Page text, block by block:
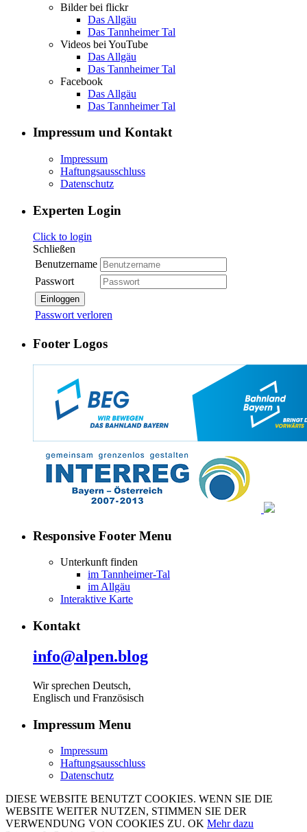
Bilder bei flickr
Das Allgäu
Das Tannheimer Tal
Videos bei YouTube
Das Allgäu
Das Tannheimer Tal
Facebook
Das Allgäu
Das Tannheimer Tal
Impressum und Kontakt
Impressum
Haftungsausschluss
Datenschutz
Experten Login
Click to login
Schließen
Benutzername
Passwort
Einloggen
Passwort verloren
Footer Logos
Responsive Footer Menu
Unterkunft finden
im Tannheimer-Tal
im Allgäu
Interaktive Karte
Kontakt
info@alpen.blog
Wir sprechen Deutsch,
Englisch und Französisch
Impressum Menu
Impressum
Haftungsausschluss
Datenschutz
DIESE WEBSITE BENUTZT COOKIES. WENN SIE DIE
WEBSITE WEITER NUTZEN, STIMMEN SIE DER
VERWENDUNG VON COOKIES ZU. OK Mehr dazu